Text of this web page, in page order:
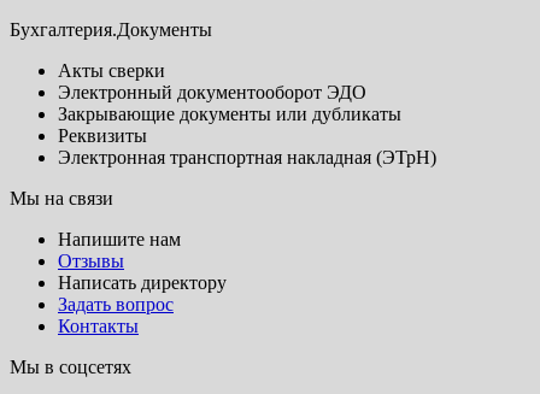
Бухгалтерия.Документы
Акты сверки
Электронный документооборот ЭДО
Закрывающие документы или дубликаты
Реквизиты
Электронная транспортная накладная (ЭТрН)
Мы на связи
Напишите нам
Отзывы
Написать директору
Задать вопрос
Контакты
Мы в соцсетях